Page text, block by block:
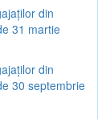
din
31 martie
din
30 septembrie